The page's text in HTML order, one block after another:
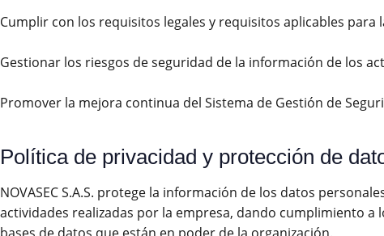
Cumplir con los requisitos legales y requisitos aplicables para
Gestionar los riesgos de seguridad de la información de los
Promover la mejora continua del Sistema de Gestión de
Política de privacidad y protección de
NOVASEC S.A.S. protege la información de los datos
actividades realizadas por la empresa, dando cumplimiento